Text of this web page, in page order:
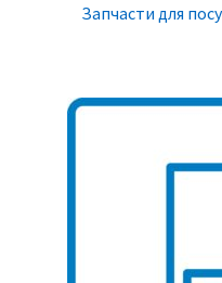
Запчасти для